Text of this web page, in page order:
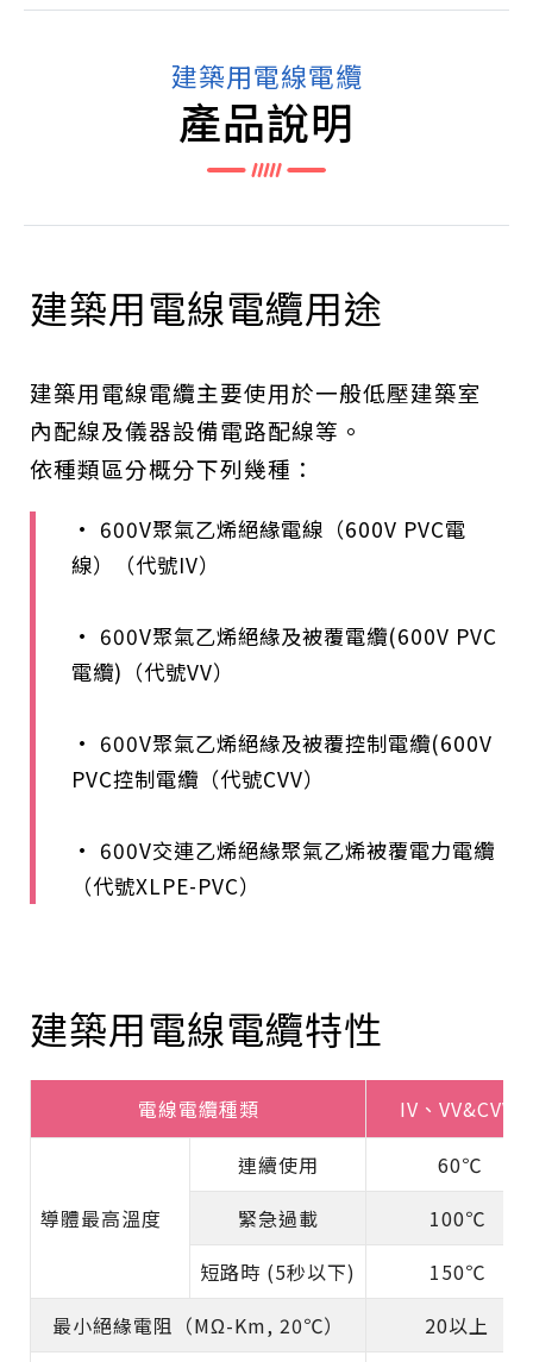
建築用電線電纜
產品說明
建築用電線電纜用途
建築用電線電纜主要使用於一般低壓建築室
內配線及儀器設備電路配線等。
依種類區分概分下列幾種：
• 600V聚氣乙烯絕緣電線（600V PVC電
線）（代號IV）
• 600V聚氣乙烯絕緣及被覆電纜(600V PVC
電纜)（代號VV）
• 600V聚氣乙烯絕緣及被覆控制電纜(600V
PVC控制電纜（代號CVV）
• 600V交連乙烯絕緣聚氣乙烯被覆電力電纜
（代號XLPE-PVC）
建築用電線電纜特性
電線電纜種類 IV、VV&CVV
導體最高溫度
連續使用
60℃
緊急過載
100℃
短路時 (5秒以下)
150℃
最小絕緣電阻（MΩ-Km, 20℃）
20以上